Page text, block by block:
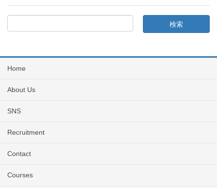
Home
About Us
SNS
Recruitment
Contact
Courses